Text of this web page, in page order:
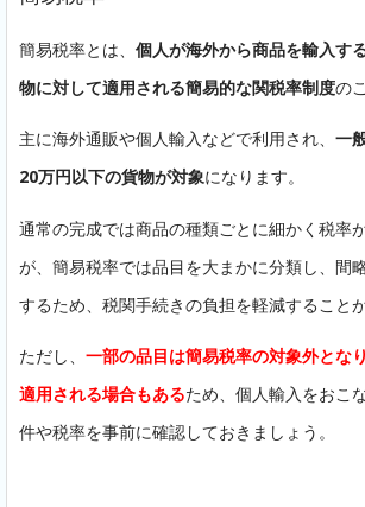
簡易税率とは、 個人が海外から商品を輸入す
物に対して適用される簡易的な関税率制度の
主に海外通販や個人輸入などで利用され、 一
20万円以下の貨物が対象になります。
通常の完成では商品の種類ごとに細かく税率
が、簡易税率では品目を大まかに分類し、間
するため、税関手続きの負担を軽減することが
ただし、 一部の品目は簡易税率の対象外とな
適用される場合もあるため、個人輸入をおこ
件や税率を事前に確認しておきましょう。